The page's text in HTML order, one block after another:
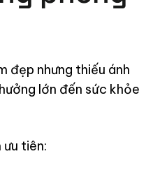
đẹp nhưng thiếu ánh
lớn đến sức khỏe
tiên: